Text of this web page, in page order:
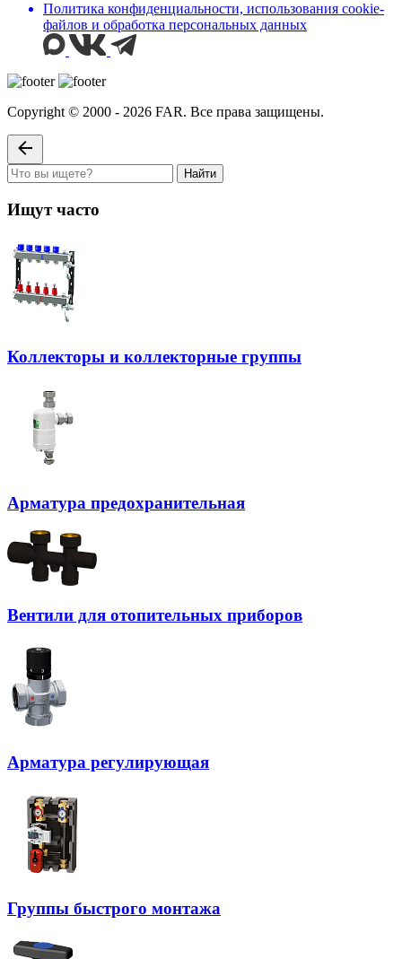
Политика конфиденциальности, использования сookie-
файлов и обработка персональных данных
Copyright © 2000 - 2026 FAR. Все права защищены.
Найти
Ищут часто
Коллекторы и коллекторные группы
Арматура предохранительная
Вентили для отопительных приборов
Арматура регулирующая
Группы быстрого монтажа